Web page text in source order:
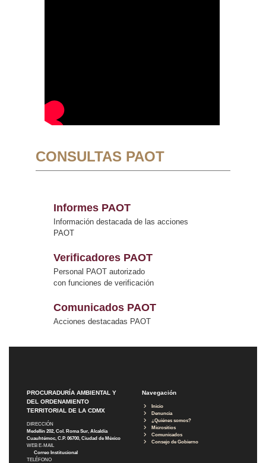
CONSULTAS PAOT
Informes PAOT
Información destacada de las acciones
PAOT
Verificadores PAOT
Personal PAOT autorizado
con funciones de verificación
Comunicados PAOT
Acciones destacadas PAOT
PROCURADURÍA AMBIENTAL Y
DEL ORDENAMIENTO
TERRITORIAL DE LA CDMX
DIRECCIÓN
Medellín 202, Col. Roma Sur, Alcaldía
Cuauhtémoc, C.P. 06700, Ciudad de México
WEB E-MAIL
Correo Institucional
TELÉFONO
Navegación
Inicio
Denuncia
¿Quiénes somos?
Micrositios
Comunicados
Consejo de Gobierno